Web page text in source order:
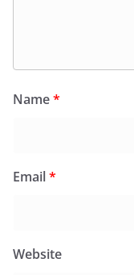
Name*
Email*
Website